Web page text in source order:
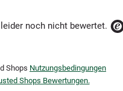
noch nicht bewertet.
Shops Nutzungsbedingungen
Shops Bewertungen.